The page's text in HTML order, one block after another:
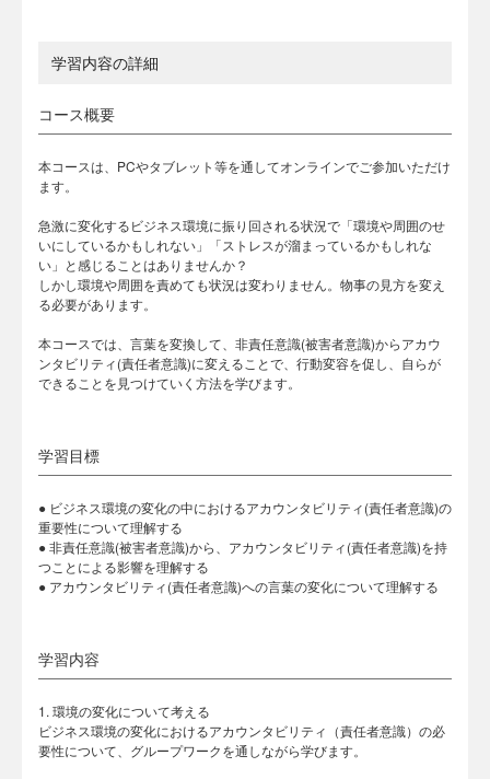
学習内容の詳細
コース概要
本コースは、PCやタブレット等を通してオンラインでご参加いただけ
ます。
急激に変化するビジネス環境に振り回される状況で「環境や周囲のせ
いにしているかもしれない」「ストレスが溜まっているかもしれな
い」と感じることはありませんか？
しかし環境や周囲を責めても状況は変わりません。物事の見方を変え
る必要があります。
本コースでは、言葉を変換して、非責任意識(被害者意識)からアカウ
ンタビリティ(責任者意識)に変えることで、行動変容を促し、自らが
できることを見つけていく方法を学びます。
学習目標
● ビジネス環境の変化の中におけるアカウンタビリティ(責任者意識)の
重要性について理解する
● 非責任意識(被害者意識)から、アカウンタビリティ(責任者意識)を持
つことによる影響を理解する
● アカウンタビリティ(責任者意識)への言葉の変化について理解する
学習内容
1. 環境の変化について考える
ビジネス環境の変化におけるアカウンタビリティ（責任者意識）の必
要性について、グループワークを通しながら学びます。